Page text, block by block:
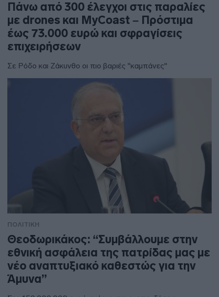
Πάνω από 300 έλεγχοι στις παραλίες
με drones και MyCoast – Πρόστιμα
έως 73.000 ευρώ και σφραγίσεις
επιχειρήσεων
Σε Ρόδο και Ζάκυνθο οι πιο βαριές "καμπάνες"
ΠΟΛΙΤΙΚΗ
Θεοδωρικάκος: “Συμβάλλουμε στην
εθνική ασφάλεια της πατρίδας μας με
νέο αναπτυξιακό καθεστώς για την
Άμυνα”